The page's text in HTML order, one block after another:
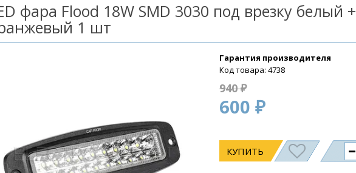
фара Flood 18W SMD 3030 под врезку белый +
1 шт
Гарантия производителя
Код товара: 4738
940 ₽
600 ₽
КУПИТЬ